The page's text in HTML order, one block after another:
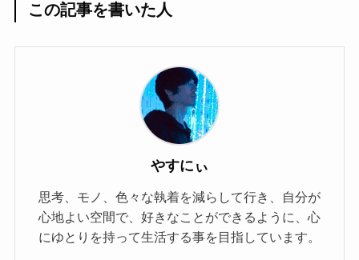
この記事を書いた人
やすにぃ
思考、モノ、色々な執着を減らして行き、自分が
心地よい空間で、好きなことができるように、心
にゆとりを持って生活する事を目指しています。